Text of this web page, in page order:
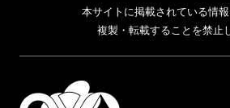
本サイトに掲載されている情報
複製・転載することを禁止